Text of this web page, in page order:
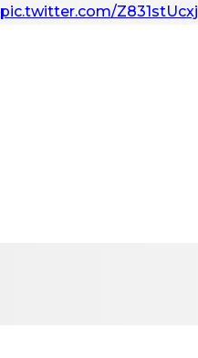
pic.twitter.com/Z831stUcxj